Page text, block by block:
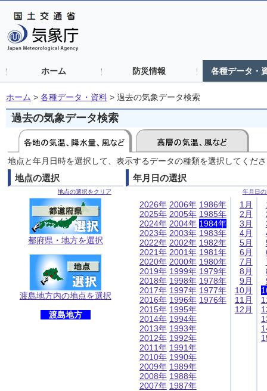
ホーム 防災情報 各種データ・
ホーム > 各種データ・資料 > 過去の気象データ検索
過去の気象データ検索
地点と年月日時を選択して、表示するデータの種類を選択してくだ
地点の選択
地点の選択をクリア
都府県・地方を選択
渡島地方内の地点を選択
渡島地方
年月日の選択
年月日
2026年
2025年
2024年
2023年
2022年
2021年
2020年
2019年
2018年
2017年
2016年
2015年
2014年
2013年
2012年
2011年
2010年
2009年
2008年
2007年
2006年
2005年
2004年
2003年
2002年
2001年
2000年
1999年
1998年
1997年
1996年
1995年
1994年
1993年
1992年
1991年
1990年
1989年
1988年
1987年
1986年
1985年
1984年
1983年
1982年
1981年
1980年
1979年
1978年
1977年
1976年
1月
2月
3月
4月
5月
6月
7月
8月
9月
10月
11月
12月